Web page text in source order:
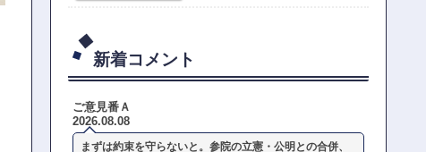
新着コメント
ご意見番Ａ
2026.08.08
まずは約束を守らないと。参院の立憲・公明との合併、